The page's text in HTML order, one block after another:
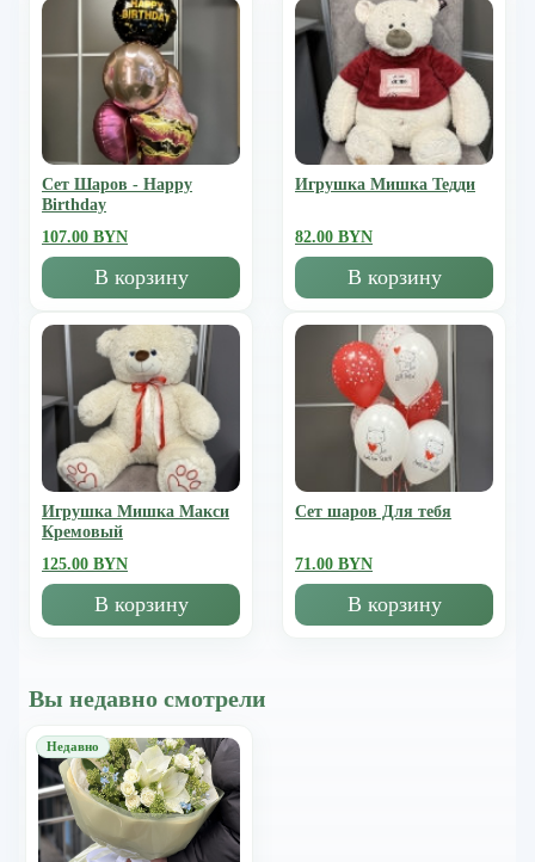
Сет Шаров - Happy
Birthday
107.00 BYN
В корзину
Игрушка Мишка Тедди
82.00 BYN
В корзину
Игрушка Мишка Mакси
Кремовый
125.00 BYN
В корзину
Сет шаров Для тебя
71.00 BYN
В корзину
Вы недавно смотрели